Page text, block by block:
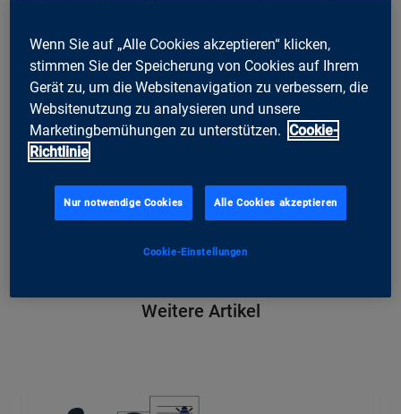
wir gemeinsam mit Miliz und Militärverwaltung sowie mit
Wissenschaft und Wirtschaft eine Umgebung, in der wir dieses
Potenzial nutzen können!
ti&m special E-Government
Wie steht es um die digitale Transformation des Service public? In
unserem Magazin ti&m special haben wir bei weiteren
Verwaltung nachgefragt.Zum Download
Weitere Artikel
Wenn Sie auf „Alle Cookies akzeptieren“ klicken,
stimmen Sie der Speicherung von Cookies auf Ihrem
Gerät zu, um die Websitenavigation zu verbessern, die
Websitenutzung zu analysieren und unsere
Marketingbemühungen zu unterstützen. Cookie-
Richtlinie
Nur notwendige Cookies Alle Cookies akzeptieren
Cookie-Einstellungen